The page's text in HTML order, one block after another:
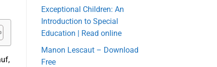
Exceptional Children: An
Introduction to Special
Education | Read online
Manon Lescaut – Download
Free